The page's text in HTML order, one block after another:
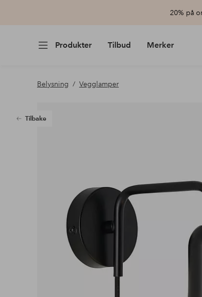
20% på
Produkter Tilbud Merker
Belysning Vegglamper
Tilbake